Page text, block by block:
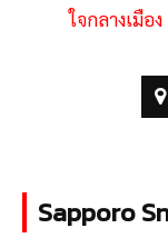
ใจกลางเมือง
Sapporo